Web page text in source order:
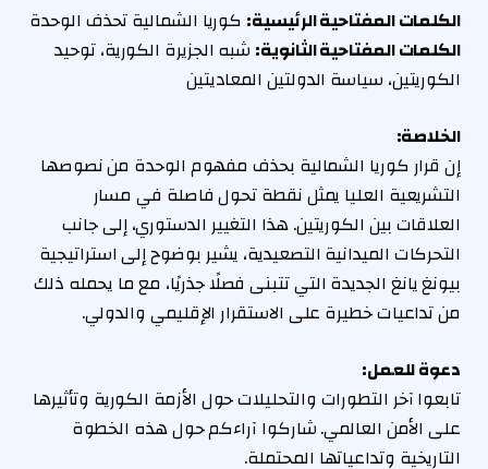
الكلمات المفتاحية الرئيسية: كوريا الشمالية تحذف الوحدة
الكلمات المفتاحية الثانوية: شبه الجزيرة الكورية، توحيد
الكوريتين، سياسة الدولتين المعاديتين
الخلاصة:
إن قرار كوريا الشمالية بحذف مفهوم الوحدة من نصوصها
التشريعية العليا يمثل نقطة تحول فاصلة في مسار
العلاقات بين الكوريتين. هذا التغيير الدستوري، إلى جانب
التحركات الميدانية التصعيدية، يشير بوضوح إلى استراتيجية
بيونغ يانغ الجديدة التي تتبنى فصلًا جذريًا، مع ما يحمله ذلك
من تداعيات خطيرة على الاستقرار الإقليمي والدولي.
دعوة للعمل:
تابعوا آخر التطورات والتحليلات حول الأزمة الكورية وتأثيرها
على الأمن العالمي. شاركوا آراءكم حول هذه الخطوة
التاريخية وتداعياتها المحتملة.